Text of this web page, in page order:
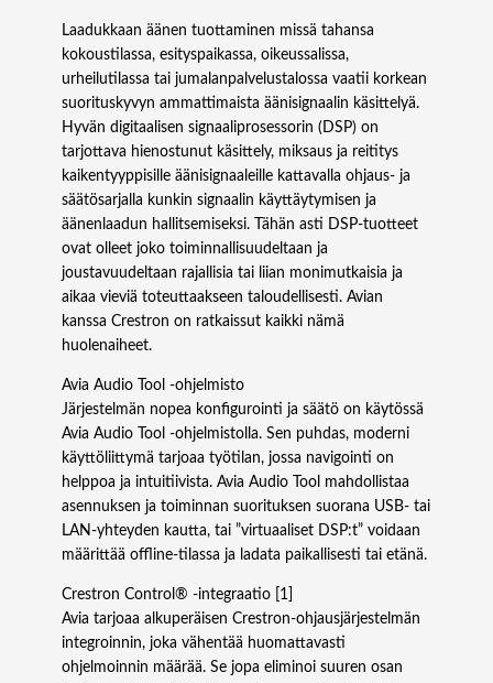
e
s
s
o
r
i
m
ä
ä
r
ä
Laadukkaan äänen tuottaminen missä tahansa
kokoustilassa, esityspaikassa, oikeussalissa,
urheilutilassa tai jumalanpalvelustalossa vaatii korkean
suorituskyvyn ammattimaista äänisignaalin käsittelyä.
Hyvän digitaalisen signaaliprosessorin (DSP) on
tarjottava hienostunut käsittely, miksaus ja reititys
kaikentyyppisille äänisignaaleille kattavalla ohjaus- ja
säätösarjalla kunkin signaalin käyttäytymisen ja
äänenlaadun hallitsemiseksi. Tähän asti DSP-tuotteet
ovat olleet joko toiminnallisuudeltaan ja
joustavuudeltaan rajallisia tai liian monimutkaisia ​​ja
aikaa vieviä toteuttaakseen taloudellisesti. Avian
kanssa Crestron on ratkaissut kaikki nämä
huolenaiheet.
Avia Audio Tool -ohjelmisto
Järjestelmän nopea konfigurointi ja säätö on käytössä
Avia Audio Tool -ohjelmistolla. Sen puhdas, moderni
käyttöliittymä tarjoaa työtilan, jossa navigointi on
helppoa ja intuitiivista. Avia Audio Tool mahdollistaa
asennuksen ja toiminnan suorituksen suorana USB- tai
LAN-yhteyden kautta, tai ”virtuaaliset DSP:t” voidaan
määrittää offline-tilassa ja ladata paikallisesti tai etänä.
Crestron Control® -integraatio [1]
Avia tarjoaa alkuperäisen Crestron-ohjausjärjestelmän
integroinnin, joka vähentää huomattavasti
ohjelmoinnin määrää. Se jopa eliminoi suuren osan